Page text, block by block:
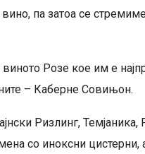
па затоа се
виното Розе кое им е
– Каберне Совињон.
Ризлинг,
со иноксни